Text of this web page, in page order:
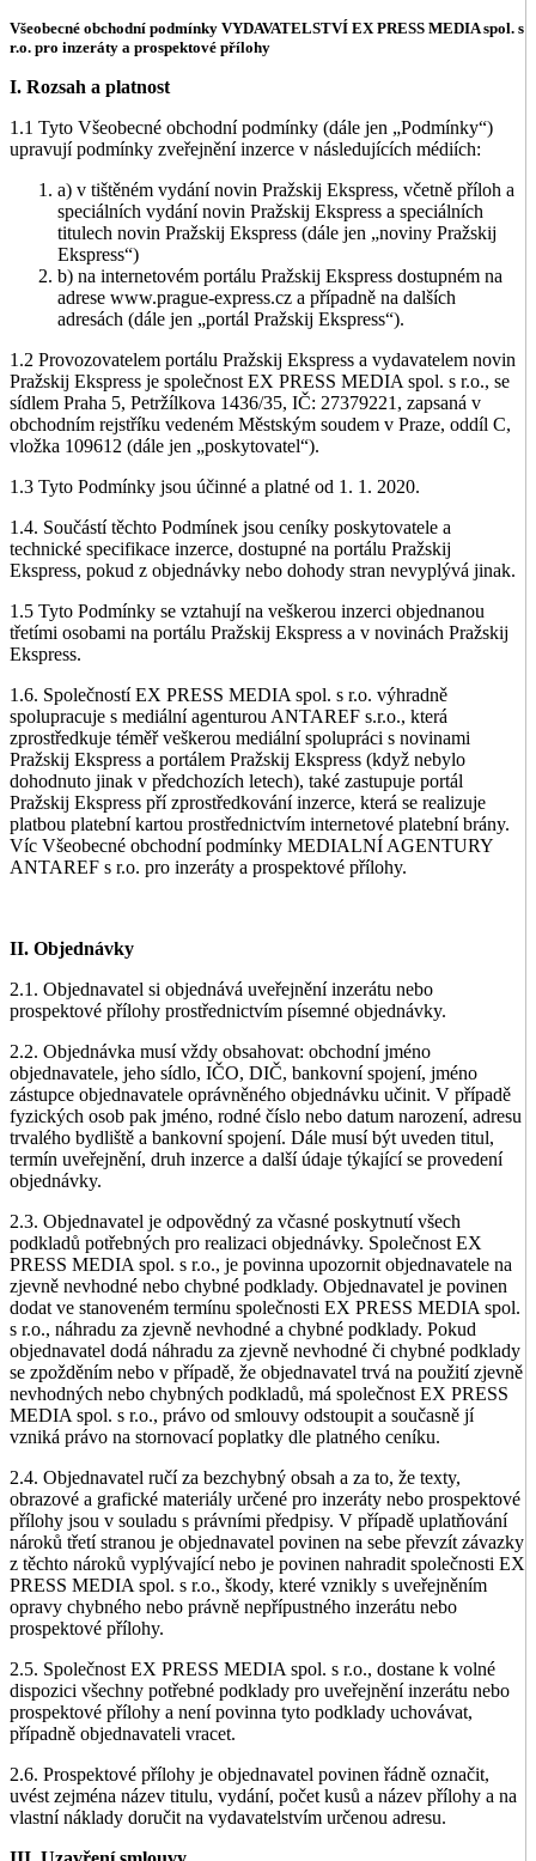
Všeobecné obchodní podmínky VYDAVATELSTVÍ EX PRESS MEDIA spol. s
r.o. pro inzeráty a prospektové přílohy
I. Rozsah a platnost
1.1 Tyto Všeobecné obchodní podmínky (dále jen „Podmínky“)
upravují podmínky zveřejnění inzerce v následujících médiích:
a) v tištěném vydání novin Pražskij Ekspress, včetně příloh a
speciálních vydání novin Pražskij Ekspress a speciálních
titulech novin Pražskij Ekspress (dále jen „noviny Pražskij
Ekspress“)
b) na internetovém portálu Pražskij Ekspress dostupném na
adrese www.prague-express.cz a případně na dalších
adresách (dále jen „portál Pražskij Ekspress“).
1.2 Provozovatelem portálu Pražskij Ekspress a vydavatelem novin
Pražskij Ekspress je společnost EX PRESS MEDIA spol. s r.o., se
sídlem Praha 5, Petržílkova 1436/35, IČ: 27379221, zapsaná v
obchodním rejstříku vedeném Městským soudem v Praze, oddíl C,
vložka 109612 (dále jen „poskytovatel“).
1.3 Tyto Podmínky jsou účinné a platné od 1. 1. 2020.
1.4. Součástí těchto Podmínek jsou ceníky poskytovatele a
technické specifikace inzerce, dostupné na portálu Pražskij
Ekspress, pokud z objednávky nebo dohody stran nevyplývá jinak.
1.5 Tyto Podmínky se vztahují na veškerou inzerci objednanou
třetími osobami na portálu Pražskij Ekspress a v novinách Pražskij
Ekspress.
1.6. Společností EX PRESS MEDIA spol. s r.o. výhradně
spolupracuje s mediální agenturou ANTAREF s.r.o., která
zprostředkuje téměř veškerou mediální spolupráci s novinami
Pražskij Ekspress a portálem Pražskij Ekspress (když nebylo
dohodnuto jinak v předchozích letech), také zastupuje portál
Pražskij Ekspress pří zprostředkování inzerce, která se realizuje
platbou platební kartou prostřednictvím internetové platební brány.
Víc Všeobecné obchodní podmínky MEDIALNÍ AGENTURY
ANTAREF s r.o. pro inzeráty a prospektové přílohy.
II. Objednávky
2.1. Objednavatel si objednává uveřejnění inzerátu nebo
prospektové přílohy prostřednictvím písemné objednávky.
2.2. Objednávka musí vždy obsahovat: obchodní jméno
objednavatele, jeho sídlo, IČO, DIČ, bankovní spojení, jméno
zástupce objednavatele oprávněného objednávku učinit. V případě
fyzických osob pak jméno, rodné číslo nebo datum narození, adresu
trvalého bydliště a bankovní spojení. Dále musí být uveden titul,
termín uveřejnění, druh inzerce a další údaje týkající se provedení
objednávky.
2.3. Objednavatel je odpovědný za včasné poskytnutí všech
podkladů potřebných pro realizaci objednávky. Společnost EX
PRESS MEDIA spol. s r.o., je povinna upozornit objednavatele na
zjevně nevhodné nebo chybné podklady. Objednavatel je povinen
dodat ve stanoveném termínu společnosti EX PRESS MEDIA spol.
s r.o., náhradu za zjevně nevhodné a chybné podklady. Pokud
objednavatel dodá náhradu za zjevně nevhodné či chybné podklady
se zpožděním nebo v případě, že objednavatel trvá na použití zjevně
nevhodných nebo chybných podkladů, má společnost EX PRESS
MEDIA spol. s r.o., právo od smlouvy odstoupit a současně jí
vzniká právo na stornovací poplatky dle platného ceníku.
2.4. Objednavatel ručí za bezchybný obsah a za to, že texty,
obrazové a grafické materiály určené pro inzeráty nebo prospektové
přílohy jsou v souladu s právními předpisy. V případě uplatňování
nároků třetí stranou je objednavatel povinen na sebe převzít závazky
z těchto nároků vyplývající nebo je povinen nahradit společnosti EX
PRESS MEDIA spol. s r.o., škody, které vznikly s uveřejněním
opravy chybného nebo právně nepřípustného inzerátu nebo
prospektové přílohy.
2.5. Společnost EX PRESS MEDIA spol. s r.o., dostane k volné
dispozici všechny potřebné podklady pro uveřejnění inzerátu nebo
prospektové přílohy a není povinna tyto podklady uchovávat,
případně objednavateli vracet.
2.6. Prospektové přílohy je objednavatel povinen řádně označit,
uvést zejména název titulu, vydání, počet kusů a název přílohy a na
vlastní náklady doručit na vydavatelstvím určenou adresu.